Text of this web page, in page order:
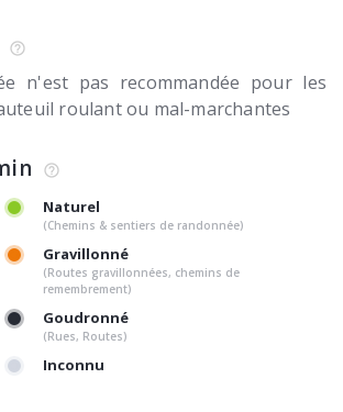
n'est pas recommandée pour les
roulant ou mal-marchantes
Naturel
(Chemins & sentiers de randonnée)
Gravillonné
(Routes gravillonnées, chemins de
remembrement)
Goudronné
(Rues, Routes)
Inconnu